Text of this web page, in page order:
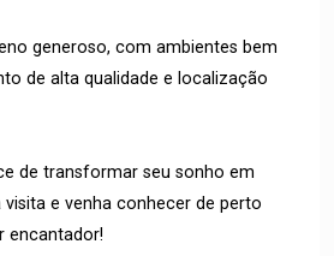
generoso, com ambientes bem
de alta qualidade e localização
de transformar seu sonho em
visita e venha conhecer de perto
encantador!